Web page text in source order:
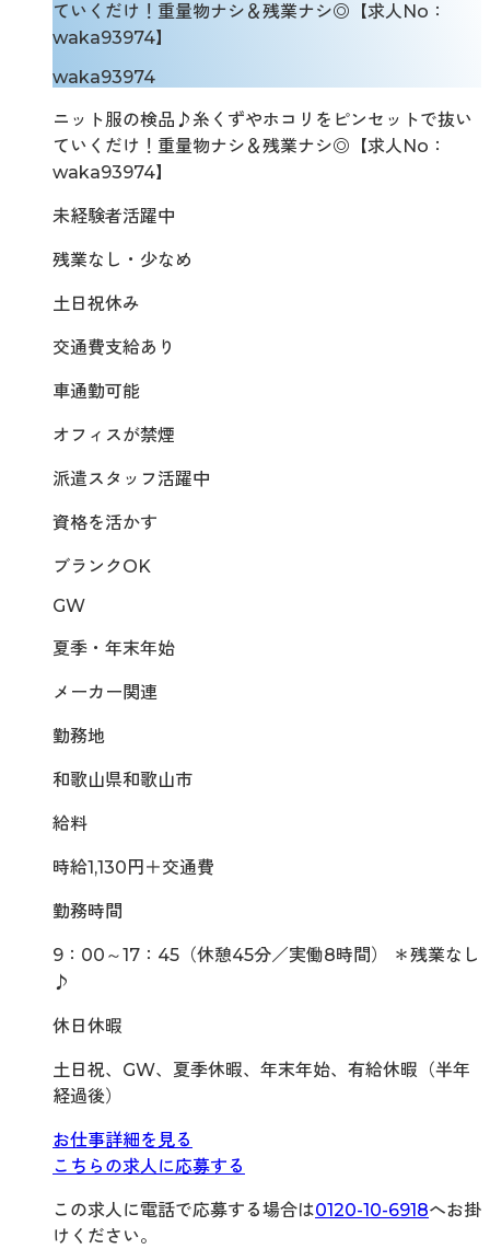
ていくだけ！重量物ナシ＆残業ナシ◎【求人No：
waka93974】
waka93974
ニット服の検品♪糸くずやホコリをピンセットで抜い
ていくだけ！重量物ナシ＆残業ナシ◎【求人No：
waka93974】
未経験者活躍中
残業なし・少なめ
土日祝休み
交通費支給あり
車通勤可能
オフィスが禁煙
派遣スタッフ活躍中
資格を活かす
ブランクOK
GW
夏季・年末年始
メーカー関連
勤務地
和歌山県和歌山市
給料
時給1,130円＋交通費
勤務時間
9：00～17：45（休憩45分／実働8時間） ＊残業なし
♪
休日休暇
土日祝、GW、夏季休暇、年末年始、有給休暇（半年
経過後）
お仕事詳細を見る
こちらの求人に応募する
この求人に電話で応募する場合は0120-10-6918へお掛
けください。